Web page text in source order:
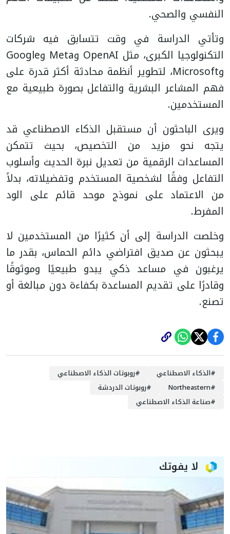
النفسي والصحي.
وتأتي الدراسة في وقت تتسابق فيه شركات
التكنولوجيا الكبرى، مثل OpenAI وMeta وGoogle
وMicrosoft، لتطوير أنظمة محادثة أكثر قدرة على
فهم المشاعر البشرية والتفاعل بصورة طبيعية مع
المستخدمين.
ويرى الباحثون أن مستقبل الذكاء الاصطناعي قد
يتجه نحو مزيد من التخصيص، بحيث تتمكن
المساعدات الرقمية من تعديل نبرة الحديث وأسلوب
التفاعل وفقًا لشخصية المستخدم وتفضيلاته، بدلاً
من الاعتماد على نموذج موحد قائم على الود
المفرط.
وخلصت الدراسة إلى أن كثيرًا من المستخدمين لا
يبحثون عن صديق افتراضي دائم الحماس، بقدر ما
يرغبون في مساعد ذكي يبدو طبيعيًا وموثوقًا
وقادرًا على تقديم المساعدة بكفاءة دون مبالغة أو
تصنع.
#الذكاء الاصطناعي #روبوتات الذكاء الاصطناعي
#
Northeastern
#روبوتات الدردشة
#صناعة الذكاء الاصطناعي
لا يفوتك